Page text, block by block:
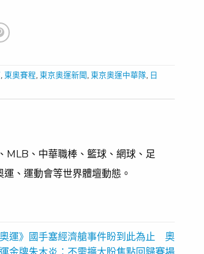
排第3
,東奧賽程,東京奧運新聞 ,東京奧運中華隊, 日
MLB、中華職棒、籃球、網球、足
、運動會等世界體壇動態。
運》國手塞經濟艙事件盼到此為止 奧